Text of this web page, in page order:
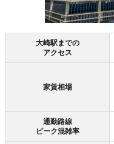
大崎駅までの
アクセス
家賃相場
通勤路線
ピーク混雑率